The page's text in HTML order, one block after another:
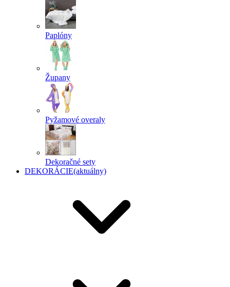
Paplóny
Župany
Pyžamové overaly
Dekoračné sety
DEKORÁCIE(aktuálny)